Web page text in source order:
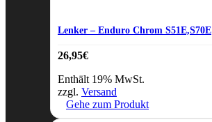
Lenker – Enduro Chrom S51E,S70E
26,95€
Enthält 19% MwSt.
zzgl. Versand
Gehe zum Produkt